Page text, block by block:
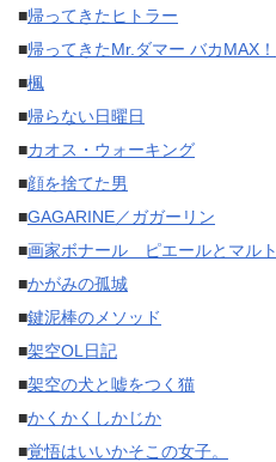
■帰ってきたヒトラー
■帰ってきたMr.ダマー バカMAX！
■楓
■帰らない日曜日
■カオス・ウォーキング
■顔を捨てた男
■GAGARINE／ガガーリン
■画家ボナール ピエールとマルト
■かがみの孤城
■鍵泥棒のメソッド
■架空OL日記
■架空の犬と嘘をつく猫
■かくかくしかじか
■覚悟はいいかそこの女子。